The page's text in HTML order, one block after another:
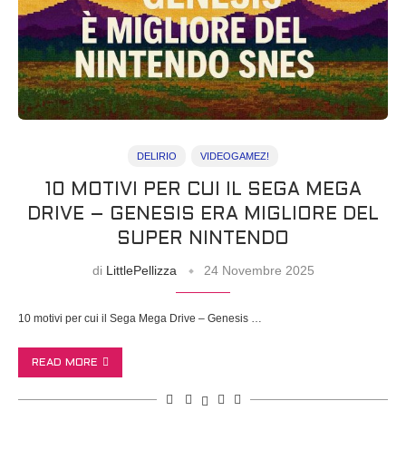
DELIRIO VIDEOGAMEZ!
10 MOTIVI PER CUI IL SEGA MEGA
DRIVE – GENESIS ERA MIGLIORE DEL
SUPER NINTENDO
di LittlePellizza 24 Novembre 2025
10 motivi per cui il Sega Mega Drive – Genesis …
READ MORE